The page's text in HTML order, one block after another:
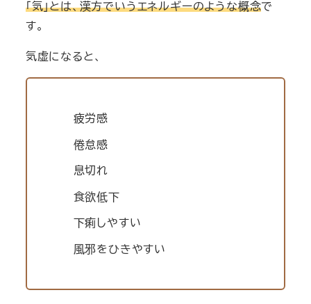
「気」とは、漢方でいうエネルギーのような概念で
す。
気虚になると、
疲労感
倦怠感
息切れ
食欲低下
下痢しやすい
風邪をひきやすい